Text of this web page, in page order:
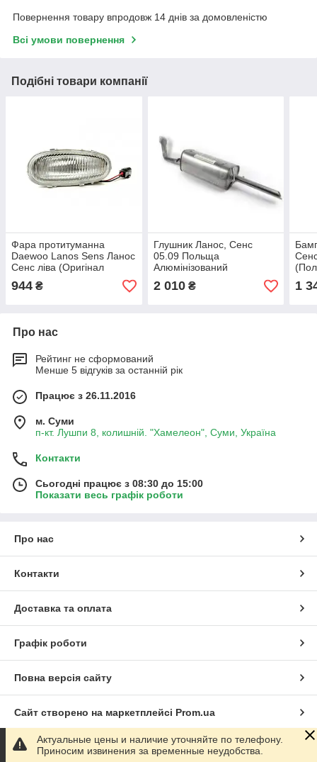
Повернення товару впродовж 14 днів за домовленістю
Всі умови повернення
Подібні товари компанії
Фара протитуманна
Daewoo Lanos Sens Ланос
Сенс ліва (Оригінал
Польща)
944 ₴
Глушник Ланос, Сенс
05.09 Польща
Алюмінізований
2 010₴ 1
Про нас
Рейтинг не сформований
Менше 5 відгуків за останній рік
Працює з 26.11.2016
м. Суми
п-кт. Лушпи 8, колишній. "Хамелеон", Суми, Україна
Контакти
Сьогодні працює з 08:30 до 15:00
Показати весь графік роботи
Про нас
Контакти
Доставка та оплата
Графік роботи
Повна версія сайту
Сайт створено на маркетплейсі Prom.ua
Політика конфіденційності
Актуальные цены и наличие уточняйте по телефону.
Приносим извинения за временные неудобства.